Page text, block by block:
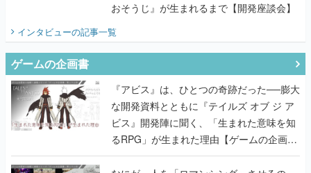
おそうじ』が生まれるまで【開発座談会】
インタビューの記事一覧
ゲームの企画書
『アビス』は、ひとつの奇跡だった──膨大
な開発資料とともに『テイルズ オブ ジ ア
ビス』開発陣に聞く、「生まれた意味を知
るRPG」が生まれた理由【ゲームの企画
書】